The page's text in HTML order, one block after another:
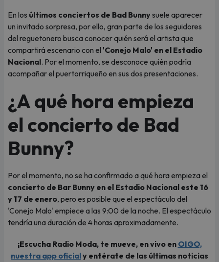
En los últimos conciertos de Bad Bunnysuele aparecer
un invitado sorpresa, por ello, gran parte de los seguidores
del reguetonero busca conocer quién será el artista que
compartirá escenario con el 'Conejo Malo' en el Estadio
Nacional. Por el momento, se desconoce quién podría
acompañar el puertorriqueño en sus dos presentaciones.
¿A qué hora empieza
el concierto de Bad
Bunny?
Por el momento, no se ha confirmado a qué hora empieza el
concierto de Bar Bunny en el Estadio Nacional este 16
y 17 de enero, pero es posible que el espectáculo del
'Conejo Malo' empiece a las 9:00 de la noche. El espectáculo
tendría una duración de 4 horas aproximadamente.
¡Escucha Radio Moda, te mueve, en vivo en OIGO,
nuestra app oficialy entérate de las últimas noticias